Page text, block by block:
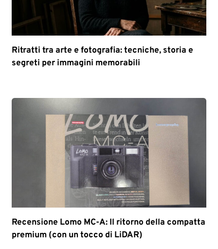
Ritratti tra arte e fotografia: tecniche, storia e
segreti per immagini memorabili
Recensione Lomo MC-A: Il ritorno della compatta
premium (con un tocco di LiDAR)